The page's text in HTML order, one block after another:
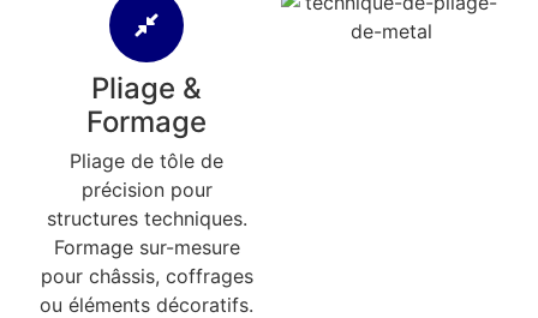
Pliage &
Formage
Pliage de tôle de
précision pour
structures techniques.
Formage sur-mesure
pour châssis, coffrages
ou éléments décoratifs.